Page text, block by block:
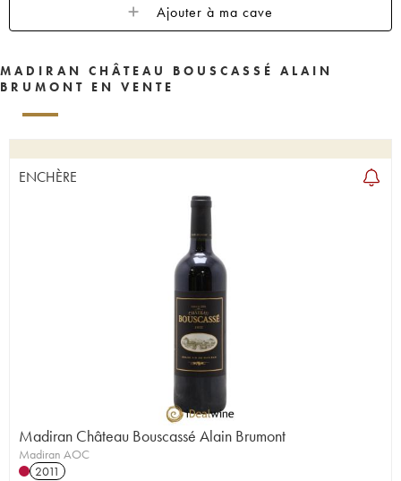
Ajouter à ma cave
MADIRAN CHÂTEAU BOUSCASSÉ ALAIN
BRUMONT EN VENTE
ENCHÈRE
Madiran Château Bouscassé Alain Brumont
Madiran AOC
2011